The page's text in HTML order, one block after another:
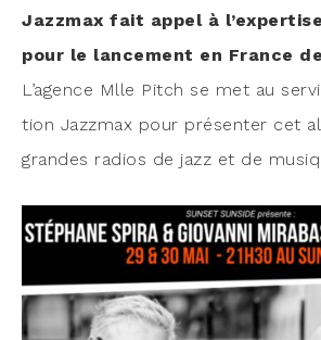
Jazz­max fait appel à
pour le lan­ce­ment en France
L’agence Mlle Pitch se met au
tion Jazz­max pour pré­sen­ter cet
grandes radios de jazz et de